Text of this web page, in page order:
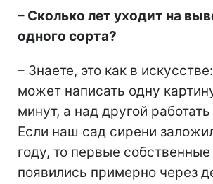
– Сколько лет уходит на
одного сорта?
– Знаете, это как в
может написать одну
минут, а над другой
Если наш сад сирени
году, то первые собственные
появились примерно через